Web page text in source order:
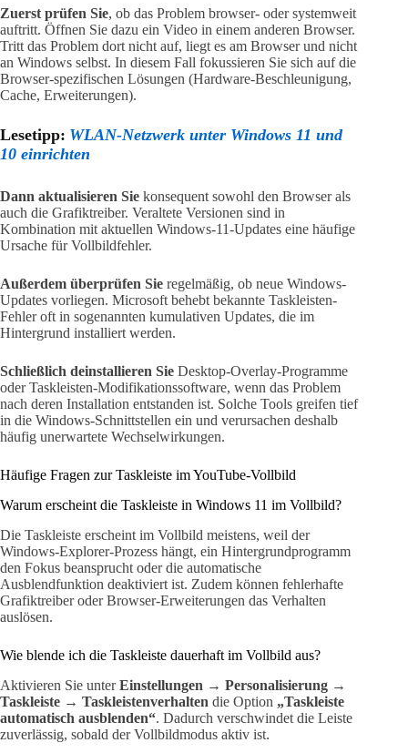
Zuerst prüfen Sie, ob das Problem browser- oder systemweit
auftritt. Öffnen Sie dazu ein Video in einem anderen Browser.
Tritt das Problem dort nicht auf, liegt es am Browser und nicht
an Windows selbst. In diesem Fall fokussieren Sie sich auf die
Browser-spezifischen Lösungen (Hardware-Beschleunigung,
Cache, Erweiterungen).
Lesetipp: WLAN-Netzwerk unter Windows 11 und
10 einrichten
Dann aktualisieren Sie konsequent sowohl den Browser als
auch die Grafiktreiber. Veraltete Versionen sind in
Kombination mit aktuellen Windows-11-Updates eine häufige
Ursache für Vollbildfehler.
Außerdem überprüfen Sie regelmäßig, ob neue Windows-
Updates vorliegen. Microsoft behebt bekannte Taskleisten-
Fehler oft in sogenannten kumulativen Updates, die im
Hintergrund installiert werden.
Schließlich deinstallieren Sie Desktop-Overlay-Programme
oder Taskleisten-Modifikationssoftware, wenn das Problem
nach deren Installation entstanden ist. Solche Tools greifen tief
in die Windows-Schnittstellen ein und verursachen deshalb
häufig unerwartete Wechselwirkungen.
Häufige Fragen zur Taskleiste im YouTube-Vollbild
Warum erscheint die Taskleiste in Windows 11 im Vollbild?
Die Taskleiste erscheint im Vollbild meistens, weil der
Windows-Explorer-Prozess hängt, ein Hintergrundprogramm
den Fokus beansprucht oder die automatische
Ausblendfunktion deaktiviert ist. Zudem können fehlerhafte
Grafiktreiber oder Browser-Erweiterungen das Verhalten
auslösen.
Wie blende ich die Taskleiste dauerhaft im Vollbild aus?
Aktivieren Sie unterEinstellungen → Personalisierung →
Taskleiste → Taskleistenverhalten die Option „Taskleiste
automatisch ausblenden“. Dadurch verschwindet die Leiste
zuverlässig, sobald der Vollbildmodus aktiv ist.